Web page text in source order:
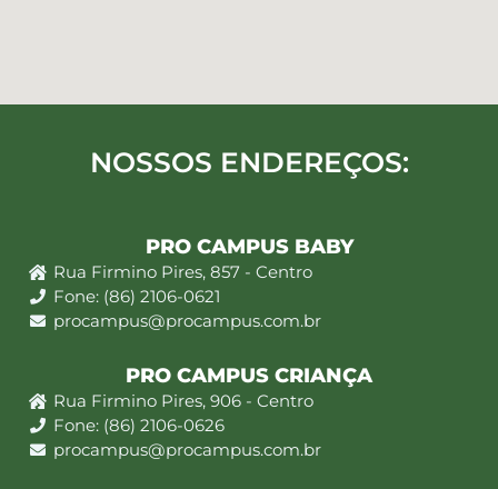
NOSSOS ENDEREÇOS:
PRO CAMPUS BABY
Rua Firmino Pires, 857 - Centro
Fone: (86) 2106-0621
procampus@procampus.com.br
PRO CAMPUS CRIANÇA
Rua Firmino Pires, 906 - Centro
Fone: (86) 2106-0626
procampus@procampus.com.br